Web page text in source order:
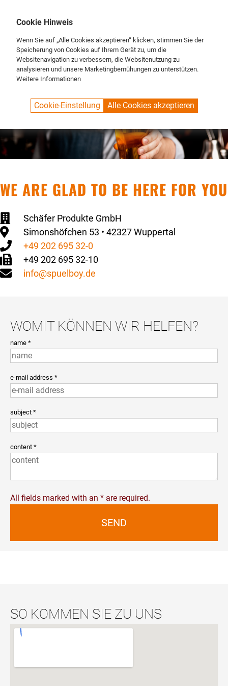
WE ARE GLAD TO BE HERE FOR YOU
Schäfer Produkte GmbH
Simonshöfchen 53 • 42327 Wuppertal
+49 202 695 32-0
+49 202 695 32-10
info@spuelboy.de
WOMIT KÖNNEN WIR HELFEN?
name *
e-mail address *
subject *
content *
All fields marked with an * are required.
SEND
SO KOMMEN SIE ZU UNS
Cookie Hinweis
Wenn Sie auf „Alle Cookies akzeptieren“ klicken, stimmen Sie der
Speicherung von Cookies auf Ihrem Gerät zu, um die
Websitenavigation zu verbessern, die Websitenutzung zu
analysieren und unsere Marketingbemühungen zu unterstützen.
Weitere Informationen
Cookie-Einstellung Alle Cookies akzeptieren